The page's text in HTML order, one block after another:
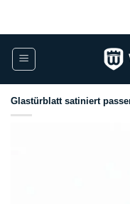
Glastürblatt satiniert